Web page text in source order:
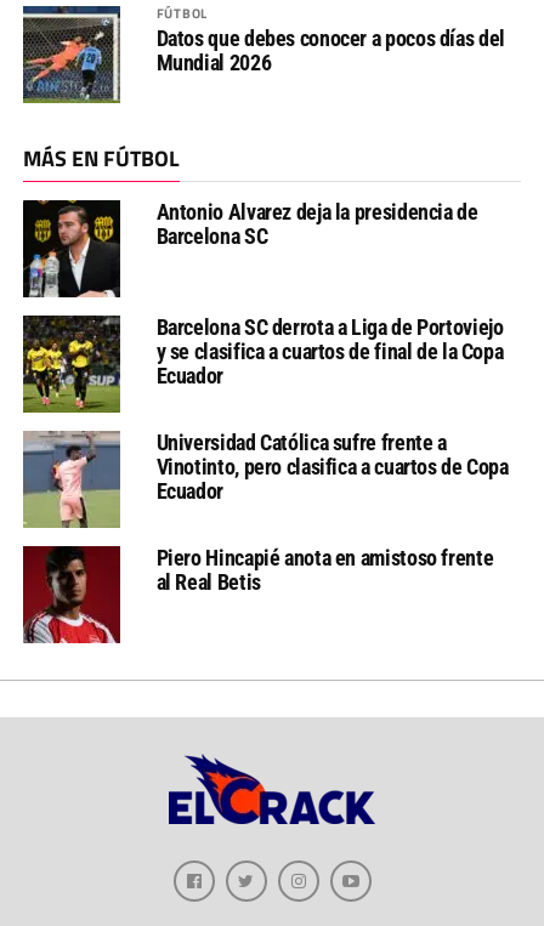
FÚTBOL
Datos que debes conocer a pocos días del
Mundial 2026
MÁS EN FÚTBOL
Antonio Alvarez deja la presidencia de
Barcelona SC
Barcelona SC derrota a Liga de Portoviejo
y se clasifica a cuartos de final de la Copa
Ecuador
Universidad Católica sufre frente a
Vinotinto, pero clasifica a cuartos de Copa
Ecuador
Piero Hincapié anota en amistoso frente
al Real Betis